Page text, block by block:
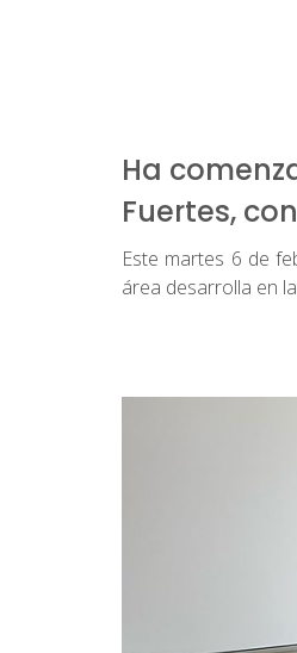
Ha
Fuertes,
Este martes 6 de
área desarrolla en